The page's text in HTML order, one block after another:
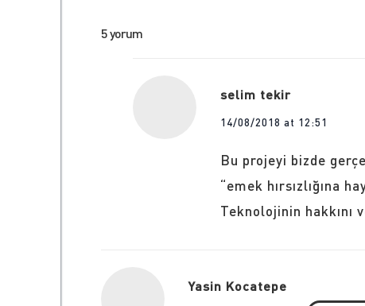
5 yorum
selim tekir
14/08/2018 at 12:51
Bu projeyi bizde
“emek hırsızlığına
Teknolojinin hakkını
Yasin Kocatepe